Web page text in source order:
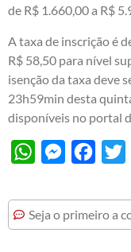
de R$ 1.660,00 a R$
A taxa de inscrição é
R$ 58,50 para nível
isenção da taxa deve
23h59min desta
disponíveis no portal
WhatsAppMessenger
Seja o primeiro a